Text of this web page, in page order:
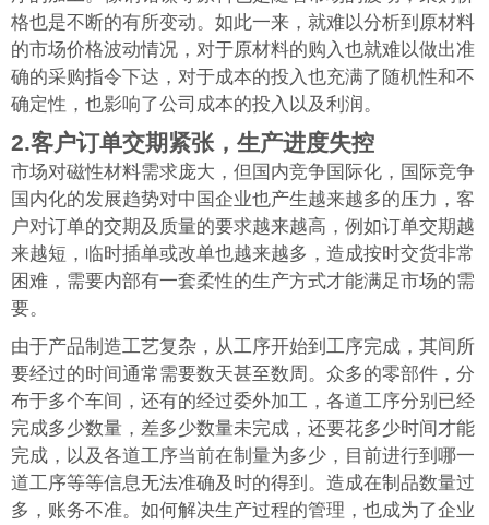
格也是不断的有所变动。如此一来，就难以分析到原材料
的市场价格波动情况，对于原材料的购入也就难以做出准
确的采购指令下达，对于成本的投入也充满了随机性和不
确定性，也影响了公司成本的投入以及利润。
2.客户订单交期紧张，生产进度失控
市场对磁性材料需求庞大，但国内竞争国际化，国际竞争
国内化的发展趋势对中国企业也产生越来越多的压力，客
户对订单的交期及质量的要求越来越高，例如订单交期越
来越短，临时插单或改单也越来越多，造成按时交货非常
困难，需要内部有一套柔性的生产方式才能满足市场的需
要。
由于产品制造工艺复杂，从工序开始到工序完成，其间所
要经过的时间通常需要数天甚至数周。众多的零部件，分
布于多个车间，还有的经过委外加工，各道工序分别已经
完成多少数量，差多少数量未完成，还要花多少时间才能
完成，以及各道工序当前在制量为多少，目前进行到哪一
道工序等等信息无法准确及时的得到。造成在制品数量过
多，账务不准。如何解决生产过程的管理，也成为了企业